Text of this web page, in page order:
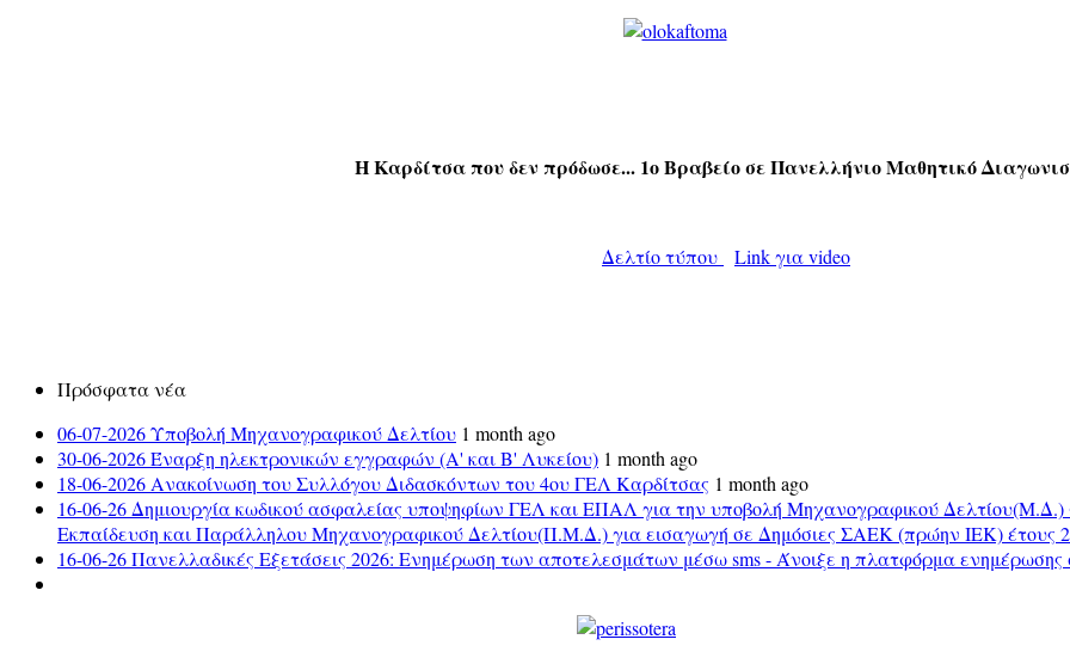
Η Καρδίτσα που δεν πρόδωσε... 1ο Βραβείο σε Πανελλήνιο Μαθητικό
Δελτίο τύπου Link για video
Πρόσφατα νέα
06-07-2026 Υποβολή Μηχανογραφικού Δελτίου 1 month ago
30-06-2026 Έναρξη ηλεκτρονικών εγγραφών (Α' και Β' Λυκείου) 1 month ago
18-06-2026 Ανακοίνωση του Συλλόγου Διδασκόντων του 4ου ΓΕΛ Καρδίτσας 1 month ago
16-06-26 Δημιουργία κωδικού ασφαλείας υποψηφίων ΓΕΛ και ΕΠΑΛ για την υποβολή Μηχανογραφικού Δελτίου(Μ.Δ.)
Εκπαίδευση και Παράλληλου Μηχανογραφικού Δελτίου(Π.Μ.Δ.) για εισαγωγή σε Δημόσιες ΣΑΕΚ (πρώην ΙΕΚ) έτους
16-06-26 Πανελλαδικές Εξετάσεις 2026: Ενημέρωση των αποτελεσμάτων μέσω sms - Άνοιξε η πλατφόρμα ενημέρωσης